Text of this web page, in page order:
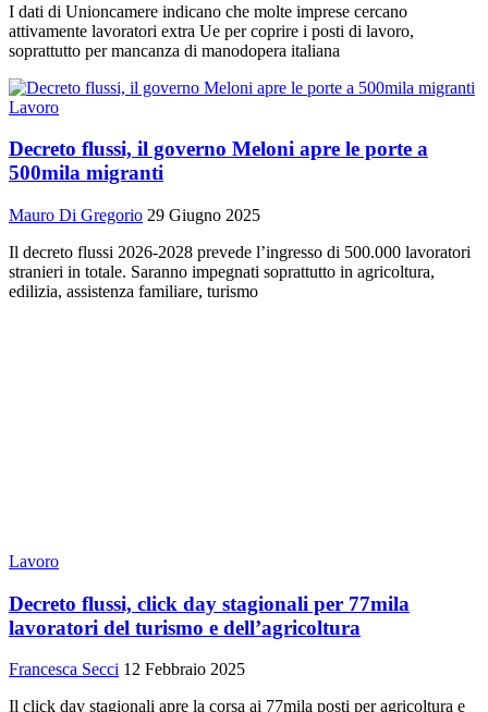
I dati di Unioncamere indicano che molte imprese cercano
attivamente lavoratori extra Ue per coprire i posti di lavoro,
soprattutto per mancanza di manodopera italiana
Lavoro
Decreto flussi, il governo Meloni apre le porte a
500mila migranti
Mauro Di Gregorio 29 Giugno 2025
Il decreto flussi 2026-2028 prevede l’ingresso di 500.000 lavoratori
stranieri in totale. Saranno impegnati soprattutto in agricoltura,
edilizia, assistenza familiare, turismo
Lavoro
Decreto flussi, click day stagionali per 77mila
lavoratori del turismo e dell’agricoltura
Francesca Secci 12 Febbraio 2025
Il click day stagionali apre la corsa ai 77mila posti per agricoltura e